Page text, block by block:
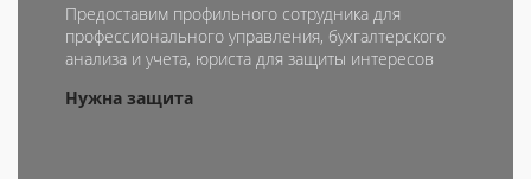
Предоставим профильного сотрудника для
профессионального управления, бухгалтерского
анализа и учета, юриста для защиты интересов
Нужна защита